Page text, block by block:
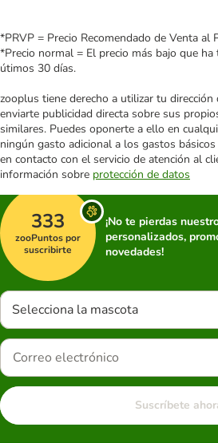
*PRVP = Precio Recomendado de Venta al
*Precio normal = El precio más bajo que
útimos 30 días.
zooplus tiene derecho a utilizar tu dirección
enviarte publicidad directa sobre sus
similares. Puedes oponerte a ello en
ningún gasto adicional a los gastos
en contacto con el servicio de atención al
información sobre protección de datos
333
zooPuntos por
suscribirte
¡No te pierdas
personalizados,
novedades!
Selecciona la mascota
Suscríbete